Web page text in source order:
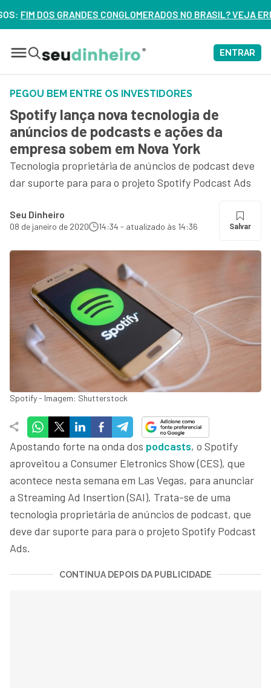
NO BRASIL? VEJA ERROS DE 3 DELES – ASSISTA
ENTRAR
PEGOU BEM ENTRE OS INVESTIDORES
Spotify lança nova tecnologia de
anúncios de podcasts e ações da
empresa sobem em Nova York
Tecnologia proprietária de anúncios de podcast deve
dar suporte para para o projeto Spotify Podcast Ads
Seu Dinheiro
08 de janeiro de 2020 14:34 - atualizado às 14:36 Salvar
Spotify - Imagem: Shutterstock
Apostando forte na onda dos podcasts, o Spotify
aproveitou a Consumer Eletronics Show (CES), que
acontece nesta semana em Las Vegas, para anunciar
a Streaming Ad Insertion (SAI). Trata-se de uma
tecnologia proprietária de anúncios de podcast, que
deve dar suporte para para o projeto Spotify Podcast
Ads.
CONTINUA DEPOIS DA PUBLICIDADE